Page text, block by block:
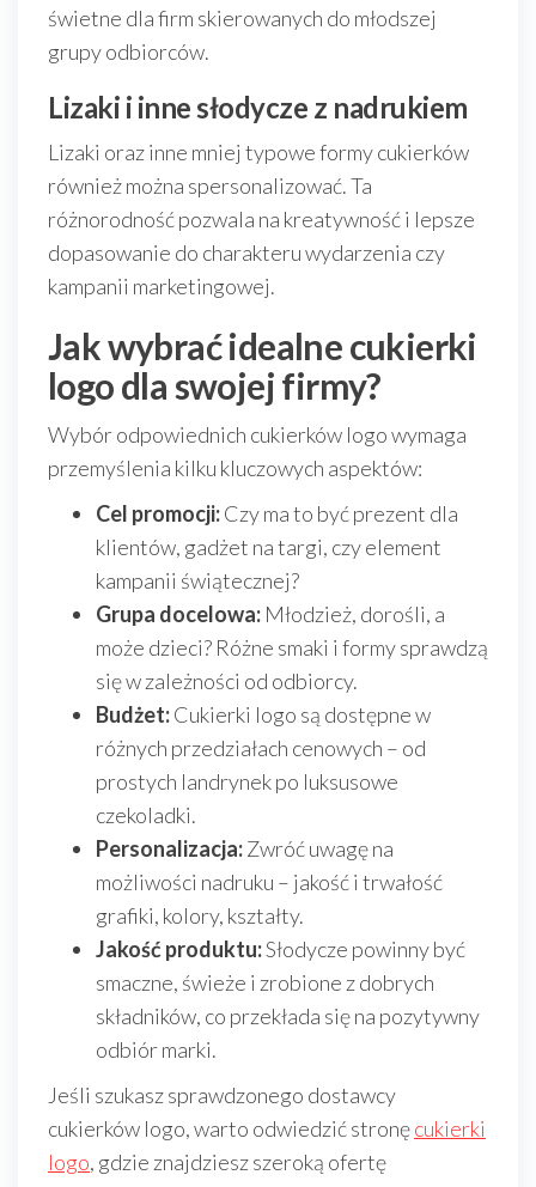
świetne dla firm skierowanych do młodszej
grupy odbiorców.
Lizaki i inne słodycze z nadrukiem
Lizaki oraz inne mniej typowe formy cukierków
również można spersonalizować. Ta
różnorodność pozwala na kreatywność i lepsze
dopasowanie do charakteru wydarzenia czy
kampanii marketingowej.
Jak wybrać idealne cukierki
logo dla swojej firmy?
Wybór odpowiednich cukierków logo wymaga
przemyślenia kilku kluczowych aspektów:
Cel promocji:Czy ma to być prezent dla
klientów, gadżet na targi, czy element
kampanii świątecznej?
Grupa docelowa: Młodzież, dorośli, a
może dzieci? Różne smaki i formy sprawdzą
się w zależności od odbiorcy.
Budżet:Cukierki logo są dostępne w
różnych przedziałach cenowych – od
prostych landrynek po luksusowe
czekoladki.
Personalizacja:Zwróć uwagę na
możliwości nadruku – jakość i trwałość
grafiki, kolory, kształty.
Jakość produktu:Słodycze powinny być
smaczne, świeże i zrobione z dobrych
składników, co przekłada się na pozytywny
odbiór marki.
Jeśli szukasz sprawdzonego dostawcy
cukierków logo, warto odwiedzić stronęcukierki
logo, gdzie znajdziesz szeroką ofertę